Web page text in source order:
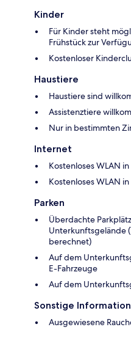
Kinder
Für Kinder steht
Frühstück zur
Kostenloser
Haustiere
Haustiere sind
Assistenztiere
Nur in bestimmten
Internet
Kostenloses WLAN
Kostenloses WLAN
Parken
Überdachte
Unterkunftsgelände
berechnet)
Auf dem
E-Fahrzeuge
Auf dem
Sonstige
Ausgewiesene